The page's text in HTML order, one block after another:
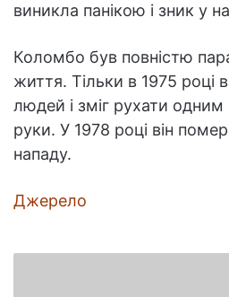
виникла панікою і зник у
Коломбо був повністю
життя. Тільки в 1975 році
людей і зміг рухати
руки. У 1978 році він
нападу.
Джерело